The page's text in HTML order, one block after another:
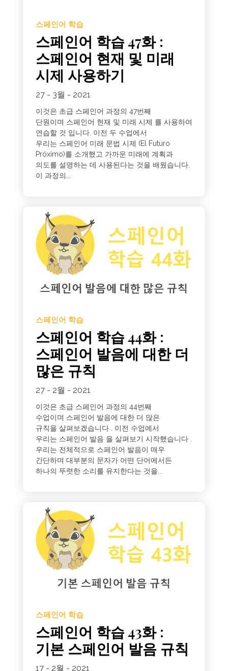
스페인어 학습
스페인어 학습 47화 :
스페인어 현재 및 미래
시제 사용하기
27 - 3월 - 2021
이것은 초급 스페인어 과정의 47번째
단원이며 스페인어 현재 및 미래 시제 를 사용하여
연습할 것 입니다. 이전 두 수업에서
우리는 스페인어 미래 문법 시제 (El Futuro
Próximo)를 소개했고 가까운 미래에 계획과
의도를 설명하는 데 사용된다는 것을 배웠습니다.
이 과정의...
스페인어 학습
스페인어 학습 44화 :
스페인어 발음에 대한 더
많은 규칙
27 - 2월 - 2021
이것은 초급 스페인어 과정의 44번째
수업이며 스페인어 발음에 대한 더 많은
규칙을 살펴보겠습니다 . 이전 수업에서
우리는 스페인어 발음 을 살펴보기 시작했습니다 .
우리는 전체적으로 스페인어 발음이 매우
간단하며 대부분의 문자가 어떤 단어에서든
하나의 뚜렷한 소리를 유지한다는 것을...
스페인어 학습
스페인어 학습 43화 :
기본 스페인어 발음 규칙
17 - 2월 - 2021